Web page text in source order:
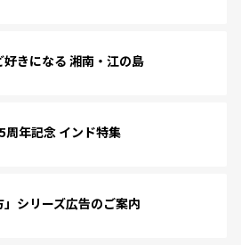
きになる 湘南・江の島
周年記念 インド特集
」シリーズ広告のご案内